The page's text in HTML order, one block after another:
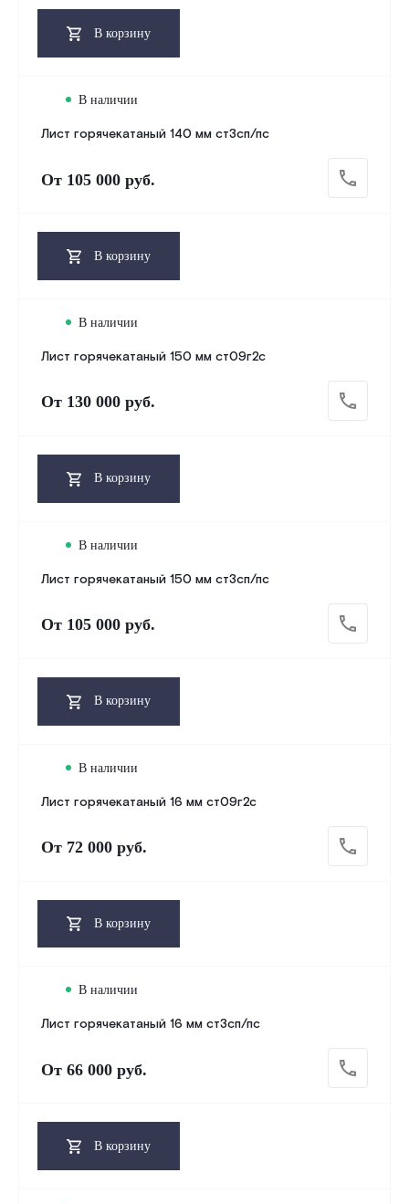
В корзину
Лист горячекатаный 140 мм ст3сп/пс
В наличии
От 105 000 руб.
В корзину
Лист горячекатаный 150 мм ст09г2с
В наличии
От 130 000 руб.
В корзину
Лист горячекатаный 150 мм ст3сп/пс
В наличии
От 105 000 руб.
В корзину
Лист горячекатаный 16 мм ст09г2с
В наличии
От 72 000 руб.
В корзину
Лист горячекатаный 16 мм ст3сп/пс
В наличии
От 66 000 руб.
В корзину